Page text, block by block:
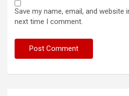
Save my name, email, and
next time I comment.